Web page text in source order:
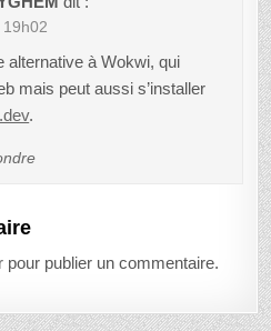
alternative à Wokwi, qui
mais peut aussi s’installer
.
pour publier un commentaire.